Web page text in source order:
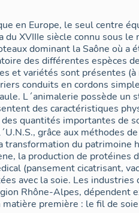
en Europe, le seul centre
du XVIIIe siècle connu sous
dominant la Saône où a
des différentes espèces
et variétés sont présentes
conduits en cordons
L´animalerie possède un
des caractéristiques
quantités importantes de soie
grâce aux méthodes
transformation du patrimoine
la production de protéines
(pansement cicatrisant,
avec la soie. Les
Rhône-Alpes, dépendent
première : le fil de